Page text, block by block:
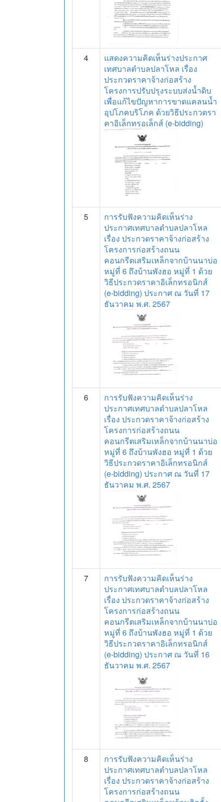
4
แสดงความคิดเห็นร่างประกาศ
เทศบาลตำบลปลาโหล เรื่อง
ประกวดราคาจ้างก่อสร้าง
โครงการปรับปรุงระบบส่งน้ำดิบ
เพื่อแก้ไขปัญหาการขาดแคลนน้ำ
อุปโภคบริโภค ด้วยวิธีประกวดรา
คาอิเล็กทรอเล็กส์ (e-bidding)
5
การรับฟังความคิดเห็นร่าง
ประกาศเทศบาลตำบลปลาโหล
เรื่อง ประกวดราคาจ้างก่อสร้าง
โครงการก่อสร้างถนน
คอนกรีตเสริมเหล็กจากบ้านนาบ่อ
หมู่ที่ 6 ถึงบ้านพังฮอ หมู่ที่ 1 ด้วย
วิธีประกวดราคาอิเล็กทรอนิกส์
(e-bidding) ประกาศ ณ วันที่ 17
ธันวาคม พ.ศ. 2567
6
การรับฟังความคิดเห็นร่าง
ประกาศเทศบาลตำบลปลาโหล
เรื่อง ประกวดราคาจ้างก่อสร้าง
โครงการก่อสร้างถนน
คอนกรีตเสริมเหล็กจากบ้านนาบ่อ
หมู่ที่ 6 ถึงบ้านพังฮอ หมู่ที่ 1 ด้วย
วิธีประกวดราคาอิเล็กทรอนิกส์
(e-bidding) ประกาศ ณ วันที่ 17
ธันวาคม พ.ศ. 2567
7
การรับฟังความคิดเห็นร่าง
ประกาศเทศบาลตำบลปลาโหล
เรื่อง ประกวดราคาจ้างก่อสร้าง
โครงการก่อสร้างถนน
คอนกรีตเสริมเหล็กจากบ้านนาบ่อ
หมู่ที่ 6 ถึงบ้านพังฮอ หมู่ที่ 1 ด้วย
วิธีประกวดราคาอิเล็กทรอนิกส์
(e-bidding) ประกาศ ณ วันที่ 16
ธันวาคม พ.ศ. 2567
8
การรับฟังความคิดเห็นร่าง
ประกาศเทศบาลตำบลปลาโหล
เรื่อง ประกวดราคาจ้างก่อสร้าง
โครงการก่อสร้างถนน